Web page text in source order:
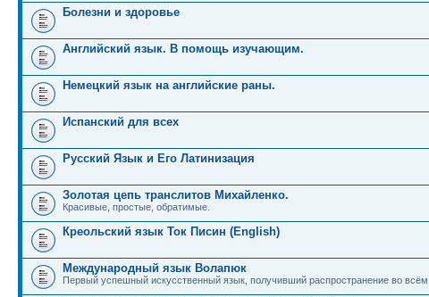
Болезни и здоровье
Английский язык. В помощь изучающим.
Немецкий язык на английские раны.
Испанский для всех
Русский Язык и Его Латинизация
Золотая цепь транслитов Михайленко.
Красивые, простые, обратимые.
Креольский язык Ток Писин (English)
Международный язык Волапюк
Первый успешный искусственный язык, получивший распространение во всём